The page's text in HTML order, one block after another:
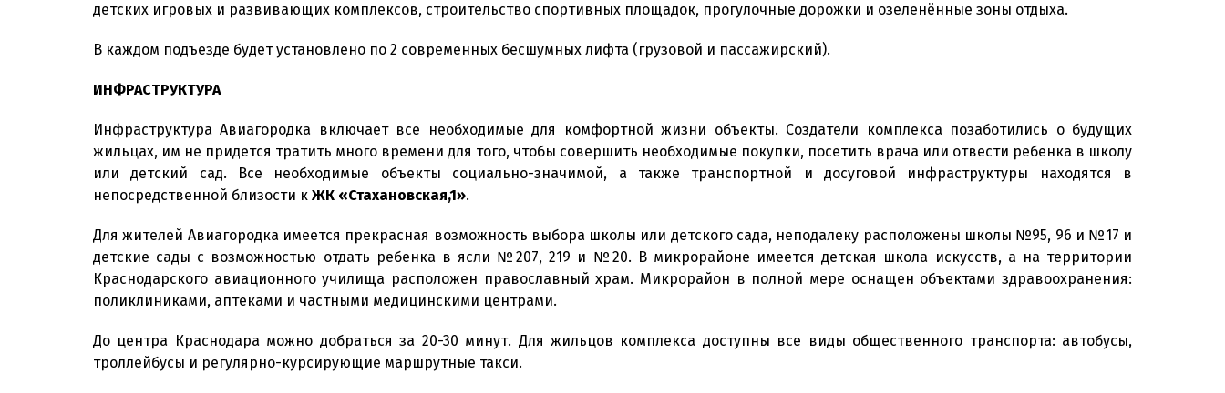
детских игровых и развивающих комплексов, строительство спортивных площадок, прогулочные дорожки и озеленённые зоны отдыха.
В каждом подъезде будет установлено по 2 современных бесшумных лифта (грузовой и пассажирский).
ИНФРАСТРУКТУРА
Инфраструктура Авиагородка включает все необходимые для комфортной жизни объекты. Создатели комплекса позаботились о будущих
жильцах, им не придется тратить много времени для того, чтобы совершить необходимые покупки, посетить врача или отвести ребенка в школу
или детский сад. Все необходимые объекты социально-значимой, а также транспортной и досуговой инфраструктуры находятся в
непосредственной близости к ЖК «Стахановская,1».
Для жителей Авиагородка имеется прекрасная возможность выбора школы или детского сада, неподалеку расположены школы №95, 96 и №17 и
детские сады с возможностью отдать ребенка в ясли №207, 219 и №20. В микрорайоне имеется детская школа искусств, а на территории
Краснодарского авиационного училища расположен православный храм. Микрорайон в полной мере оснащен объектами здравоохранения:
поликлиниками, аптеками и частными медицинскими центрами.
До центра Краснодара можно добраться за 20-30 минут. Для жильцов комплекса доступны все виды общественного транспорта: автобусы,
троллейбусы и регулярно-курсирующие маршрутные такси.